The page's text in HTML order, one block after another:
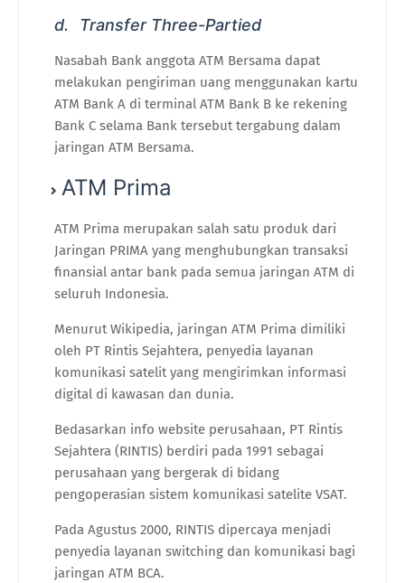
d. Transfer Three-Partied
Nasabah Bank anggota ATM Bersama dapat
melakukan pengiriman uang menggunakan kartu
ATM Bank A di terminal ATM Bank B ke rekening
Bank C selama Bank tersebut tergabung dalam
jaringan ATM Bersama.
ATM Prima
ATM Prima merupakan salah satu produk dari
Jaringan PRIMA yang menghubungkan transaksi
finansial antar bank pada semua jaringan ATM di
seluruh Indonesia.
Menurut Wikipedia, jaringan ATM Prima dimiliki
oleh PT Rintis Sejahtera, penyedia layanan
komunikasi satelit yang mengirimkan informasi
digital di kawasan dan dunia.
Bedasarkan info website perusahaan, PT Rintis
Sejahtera (RINTIS) berdiri pada 1991 sebagai
perusahaan yang bergerak di bidang
pengoperasian sistem komunikasi satelite VSAT.
Pada Agustus 2000, RINTIS dipercaya menjadi
penyedia layanan switching dan komunikasi bagi
jaringan ATM BCA.